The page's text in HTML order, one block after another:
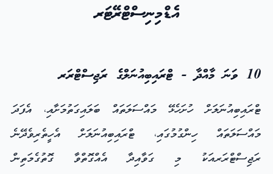
އެޑްމިނިސްޓްރޭޓަރ
10 ވަނަ މާއްދާ - ޓްރައިބިއުނަލްގެ ރަޖިސްޓްރަރ
ޓްރައިބިއުނަލަށް ހުށަހެޅޭ މައްސަލަތައް ބަލައިގަތުމަށާއި، އެފަދަ
މައްސަލަތައް ހިންގުމުގައި، ޓްރައިބިއުނަލަށް އެހީތެރިވެދޭނެ
ރަޖިސްޓްރަރއަކު މި ގަވާއިދާ އެއްގޮތްވާ ގޮތުގެމަތިން